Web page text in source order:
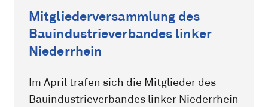
Mitgliederversammlung des
Bauindustrieverbandes linker
Niederrhein
Im April trafen sich die Mitglieder des
Bauindustrieverbandes linker Niederrhein